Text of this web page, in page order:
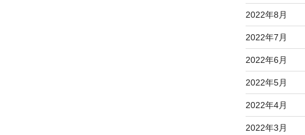
2022年8月
2022年7月
2022年6月
2022年5月
2022年4月
2022年3月